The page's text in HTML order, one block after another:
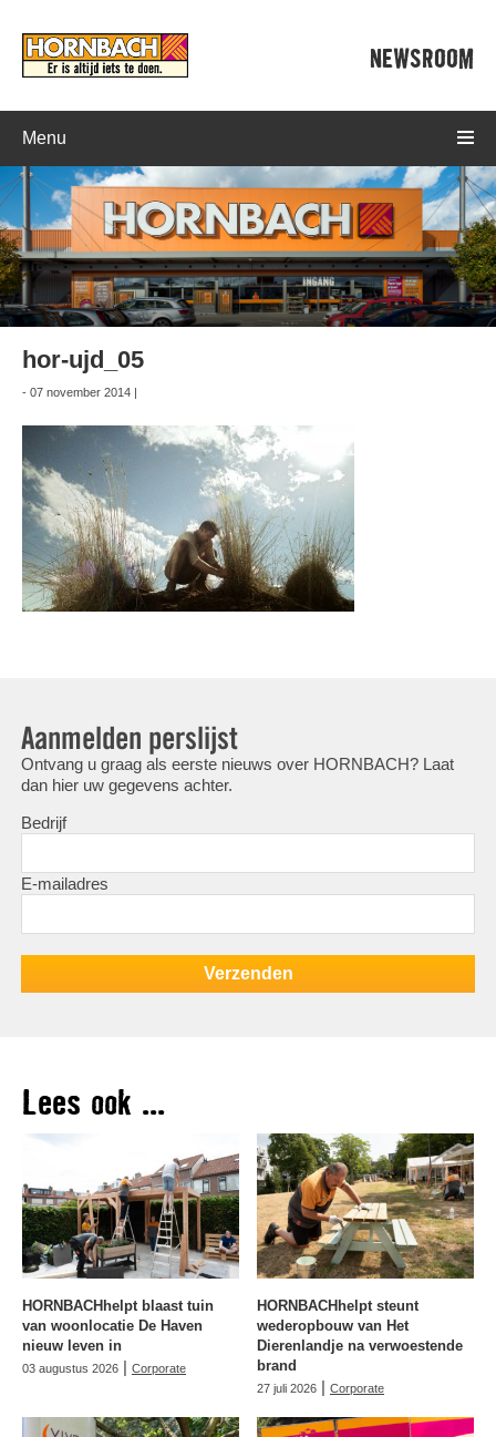
NEWSROOM
Menu
hor-ujd_05
- 07 november 2014 |
Aanmelden perslijst
Ontvang u graag als eerste nieuws over HORNBACH? Laat
dan hier uw gegevens achter.
Bedrijf
E-mailadres
Lees ook ...
HORNBACHhelpt blaast tuin
van woonlocatie De Haven
nieuw leven in
03 augustus 2026 | Corporate
HORNBACHhelpt steunt
wederopbouw van Het
Dierenlandje na verwoestende
brand
27 juli 2026 | Corporate